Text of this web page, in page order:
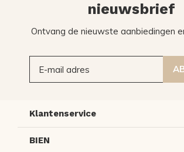
nieuwsbrief
Ontvang de nieuwste aanbiedingen
Klantenservice
BIEN